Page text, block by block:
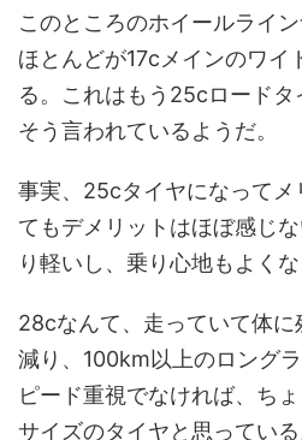
このところのホイールライ
ほとんどが17cメインのワイ
る。これはもう25cロードタ
そう言われているようだ。
事実、25cタイヤになってメ
てもデメリットはほぼ感じ
り軽いし、乗り心地もよくな
28cなんて、走っていて体に
減り、100km以上のロング
ピード重視でなければ、ち
サイズのタイヤと思っている